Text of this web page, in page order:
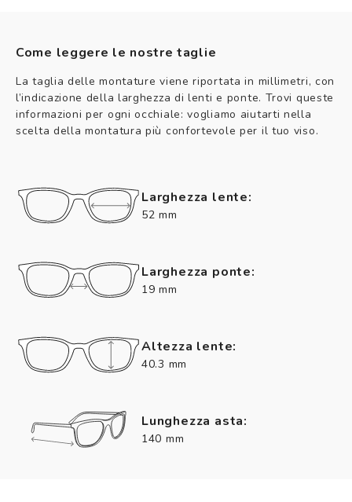
Come leggere le nostre taglie
La taglia delle montature viene riportata in millimetri, con
l’indicazione della larghezza di lenti e ponte. Trovi queste
informazioni per ogni occhiale: vogliamo aiutarti nella
scelta della montatura più confortevole per il tuo viso.
Larghezza lente:
52 mm
Larghezza ponte:
19 mm
Altezza lente:
40.3 mm
Lunghezza asta:
140 mm